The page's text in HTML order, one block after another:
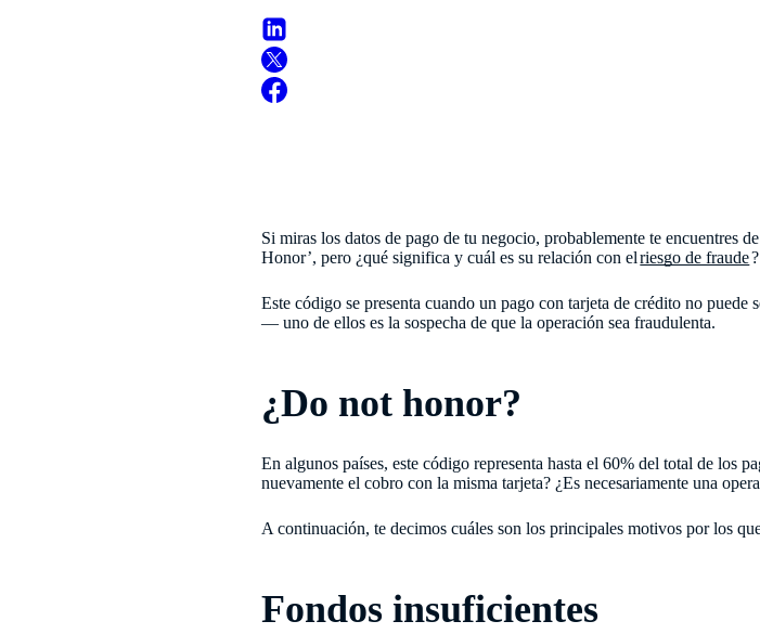
Si miras los datos de pago de tu negocio, probablemente te encuentres
Honor’, pero ¿qué significa y cuál es su relación con elriesgo de fraude?
Este código se presenta cuando un pago con tarjeta de crédito no
— uno de ellos es la sospecha de que la operación sea fraudulenta.
¿Do not honor?
En algunos países, este código representa hasta el 60% del total de los
nuevamente el cobro con la misma tarjeta? ¿Es necesariamente una
A continuación, te decimos cuáles son los principales motivos por los
Fondos insuficientes